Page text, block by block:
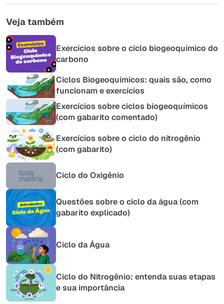
Veja também
Exercícios sobre o ciclo biogeoquímico do
carbono
Ciclos Biogeoquímicos: quais são, como
funcionam e exercícios
Exercícios sobre ciclos biogeoquímicos
(com gabarito comentado)
Exercícios sobre o ciclo do nitrogênio
(com gabarito)
Ciclo do Oxigênio
Questões sobre o ciclo da água (com
gabarito explicado)
Ciclo da Água
Ciclo do Nitrogênio: entenda suas etapas
e sua importância